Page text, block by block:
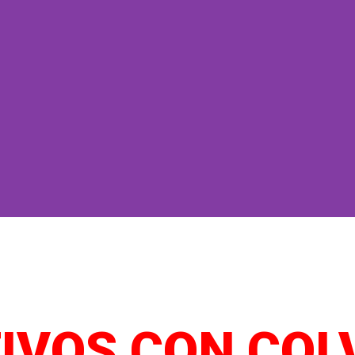
de información para compartir actualizaciones
humanitario. ¿Quieres ayudar? ¿Perdiste Contacto